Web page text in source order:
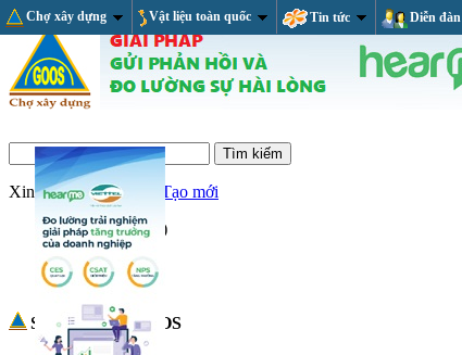
Chợ xây dựng Vật liệu toàn quốc Tin tức Diễn đàn
Xin chào,Đăng nhập/Tạo mới
Giỏ hàng (trống)
RSS Feed
Sản phẩm tại GOOS